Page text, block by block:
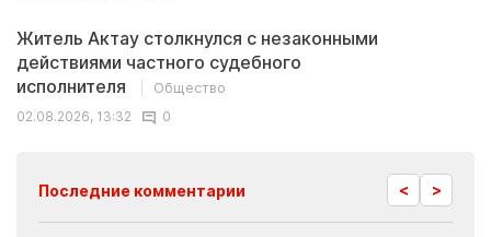
Житель Актау столкнулся с незаконными
действиями частного судебного
исполнителя
Общество
02.08.2026, 13:32
0
Последние комментарии < >